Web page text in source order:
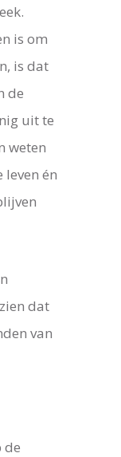
is om
is dat
de
uit te
weten
leven én
dat
van
de